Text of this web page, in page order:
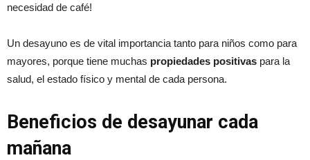
necesidad de café!
Un desayuno es de vital importancia tanto para niños como para
mayores, porque tiene muchas propiedades positivas para la
salud, el estado físico y mental de cada persona.
Beneficios de desayunar cada
mañana